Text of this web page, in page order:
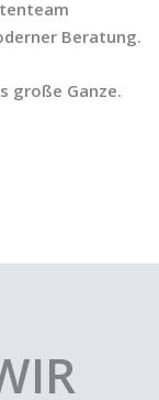
Beratung.
große Ganze.